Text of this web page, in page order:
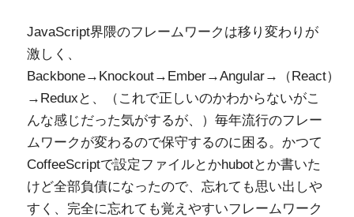
JavaScript界隈のフレームワークは移り変わりが
激しく、
Backbone→Knockout→Ember→Angular→（React）
→Reduxと、（これで正しいのかわからないがこ
んな感じだった気がするが、）毎年流行のフレー
ムワークが変わるので保守するのに困る。かつて
CoffeeScriptで設定ファイルとかhubotとか書いた
けど全部負債になったので、忘れても思い出しや
すく、完全に忘れても覚えやすいフレームワーク